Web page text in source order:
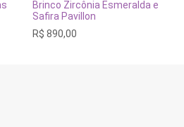
ADICIONAR AO
Brinco Zircônia Esmeralda e
Safira Pavillon
R$ 890,00